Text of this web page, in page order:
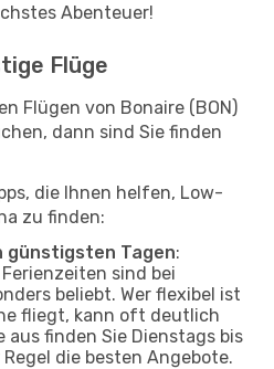
Abenteuer!
Flüge
Flügen von Bonaire (BON)
dann sind Sie finden
die Ihnen helfen, Low-
zu finden:
günstigsten Tagen:
sind bei
beliebt. Wer flexibel ist
fliegt, kann oft deutlich
aus finden Sie Dienstags bis
die besten Angebote.